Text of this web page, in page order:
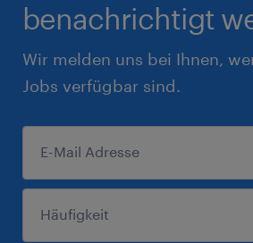
benachrichtigt
Wir melden uns bei Ihnen,
Jobs verfügbar sind.